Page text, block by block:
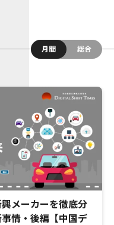
月間
総合
メーカーを徹底分
情・後編【中国デ